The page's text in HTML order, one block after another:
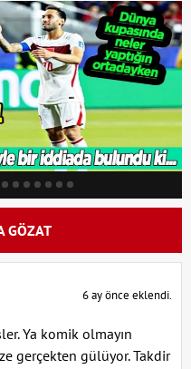
GÖZAT
6 ay önce eklendi.
Ya komik olmayın
gerçekten gülüyor. Takdir